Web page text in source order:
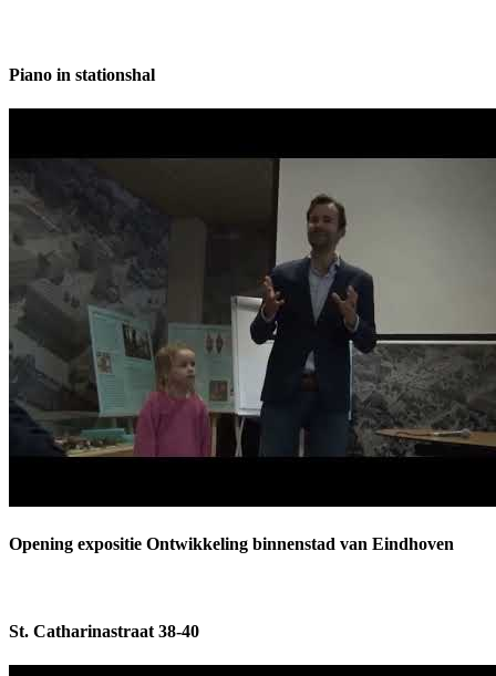
Piano in stationshal
Opening expositie Ontwikkeling binnenstad van Eindhoven
St. Catharinastraat 38-40